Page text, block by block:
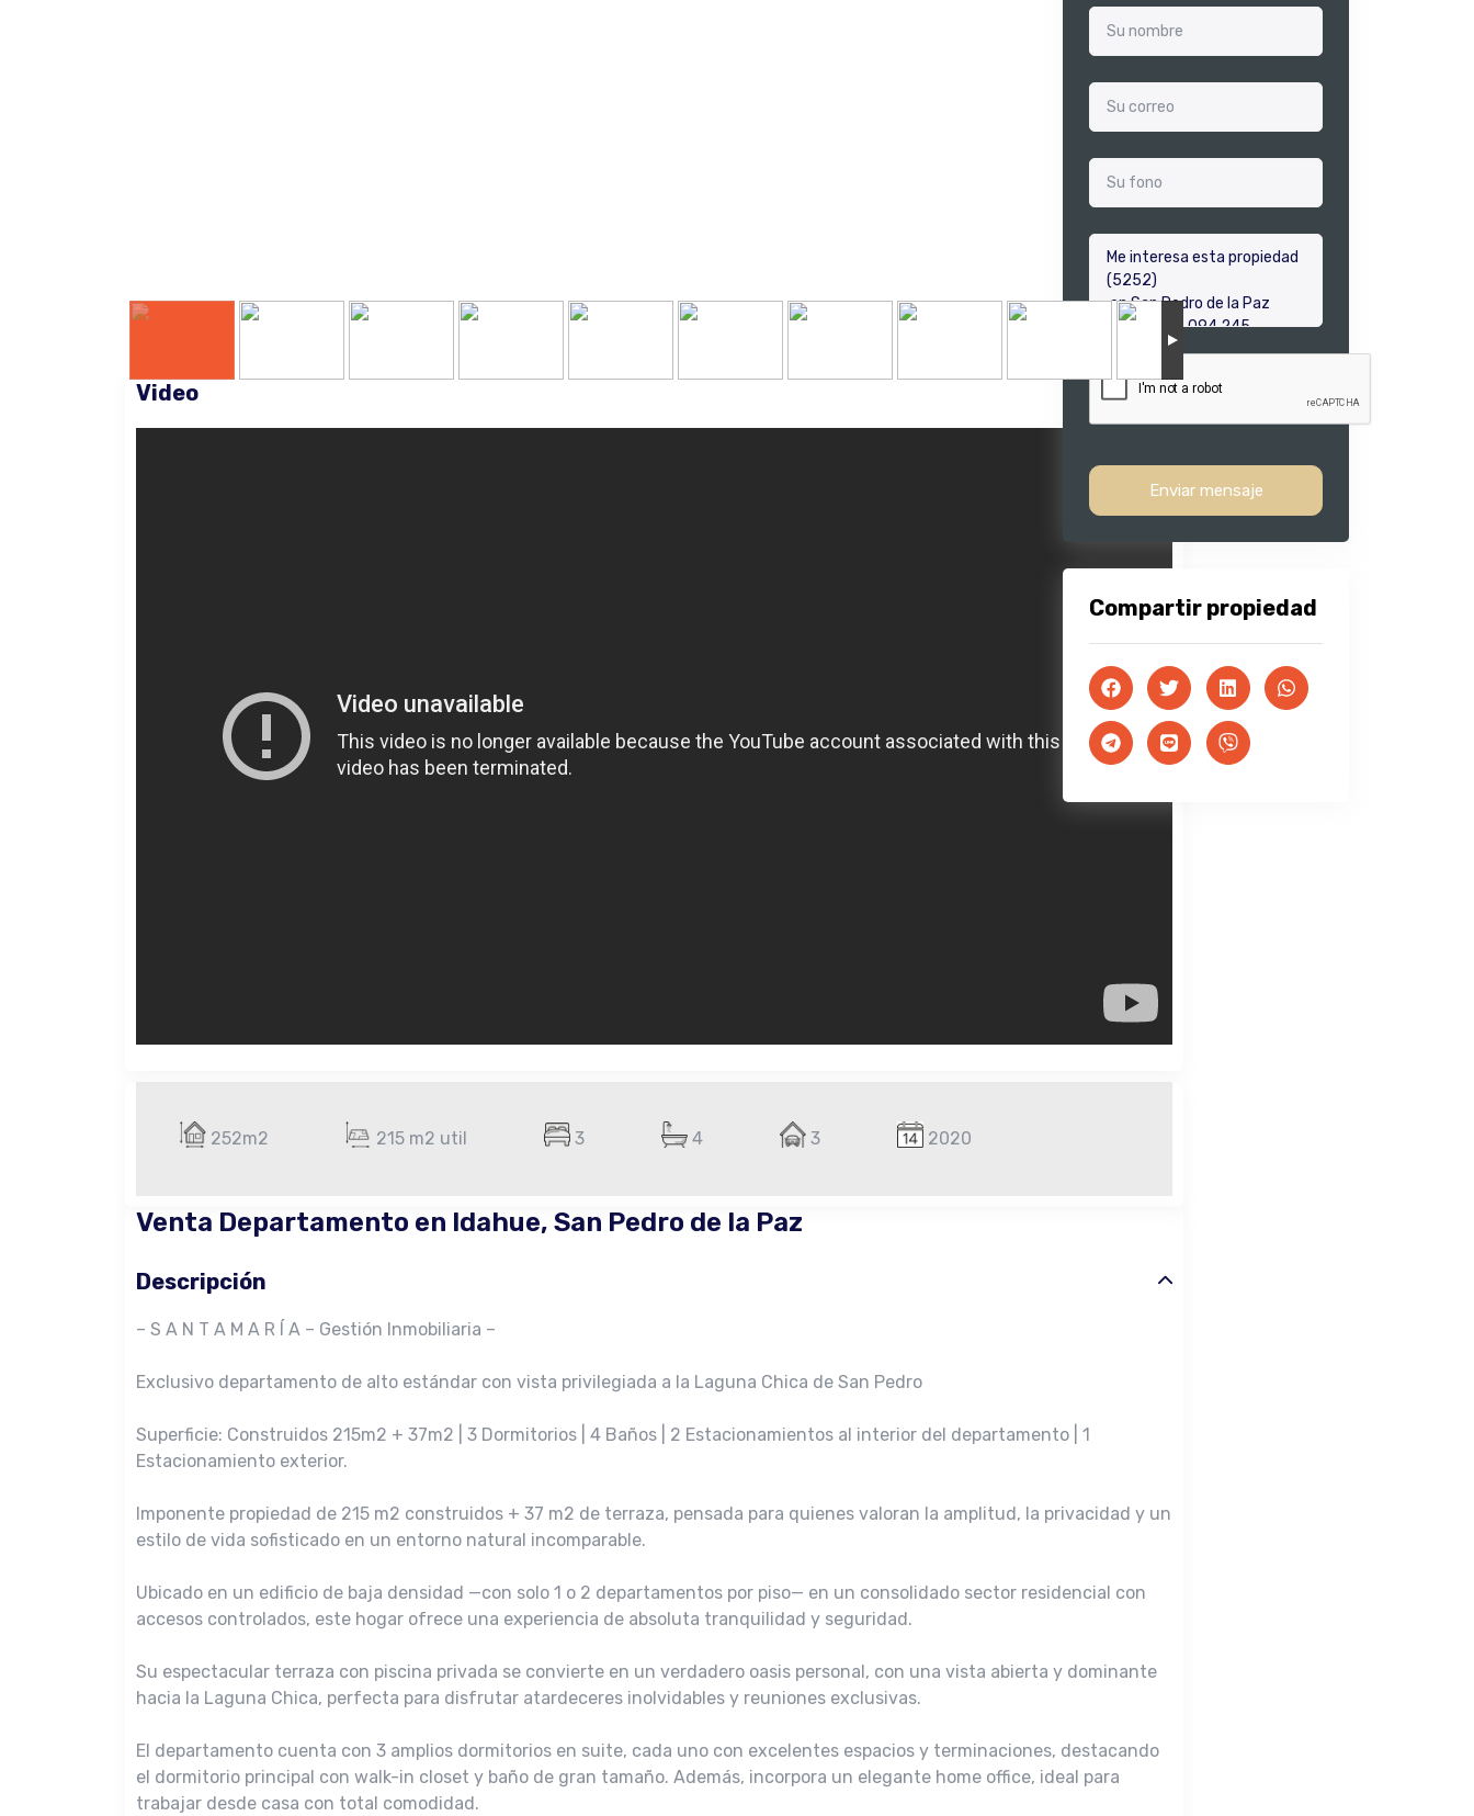
252m2 215 m2 util 3 4 3 2020
Venta Departamento en Idahue, San Pedro de la Paz
Descripción
– S A N T A M A R Í A – Gestión Inmobiliaria –
Exclusivo departamento de alto estándar con vista privilegiada a la Laguna Chica de San Pedro
Superficie: Construidos 215m2 + 37m2 | 3 Dormitorios | 4 Baños | 2 Estacionamientos al interior del departamento | 1
Estacionamiento exterior.
Imponente propiedad de 215 m2 construidos + 37 m2 de terraza, pensada para quienes valoran la amplitud, la privacidad y un
estilo de vida sofisticado en un entorno natural incomparable.
Ubicado en un edificio de baja densidad —con solo 1 o 2 departamentos por piso— en un consolidado sector residencial con
accesos controlados, este hogar ofrece una experiencia de absoluta tranquilidad y seguridad.
Su espectacular terraza con piscina privada se convierte en un verdadero oasis personal, con una vista abierta y dominante
hacia la Laguna Chica, perfecta para disfrutar atardeceres inolvidables y reuniones exclusivas.
El departamento cuenta con 3 amplios dormitorios en suite, cada uno con excelentes espacios y terminaciones, destacando
el dormitorio principal con walk-in closet y baño de gran tamaño. Además, incorpora un elegante home office, ideal para
trabajar desde casa con total comodidad.
Video
Enviar mensaje
Compartir propiedad